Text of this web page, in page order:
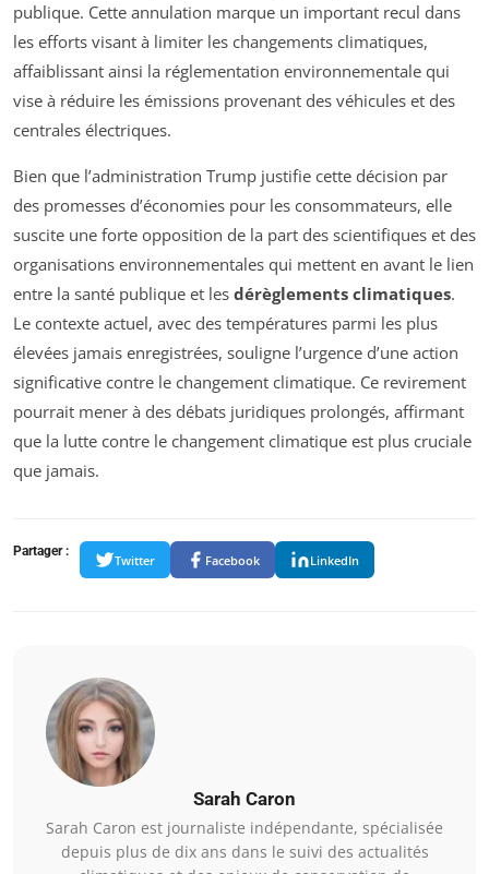
publique. Cette annulation marque un important recul dans
les efforts visant à limiter les changements climatiques,
affaiblissant ainsi la réglementation environnementale qui
vise à réduire les émissions provenant des véhicules et des
centrales électriques.
Bien que l’administration Trump justifie cette décision par
des promesses d’économies pour les consommateurs, elle
suscite une forte opposition de la part des scientifiques et des
organisations environnementales qui mettent en avant le lien
entre la santé publique et les dérèglements climatiques.
Le contexte actuel, avec des températures parmi les plus
élevées jamais enregistrées, souligne l’urgence d’une action
significative contre le changement climatique. Ce revirement
pourrait mener à des débats juridiques prolongés, affirmant
que la lutte contre le changement climatique est plus cruciale
que jamais.
Partager :
Twitter Facebook LinkedIn
Sarah Caron
Sarah Caron est journaliste indépendante, spécialisée
depuis plus de dix ans dans le suivi des actualités